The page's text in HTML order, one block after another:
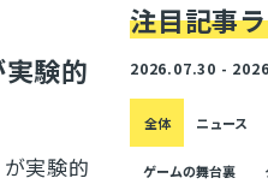
験的
実験的
注目記事
2026.07.30 -
全体 ニュース
ゲームの舞台裏